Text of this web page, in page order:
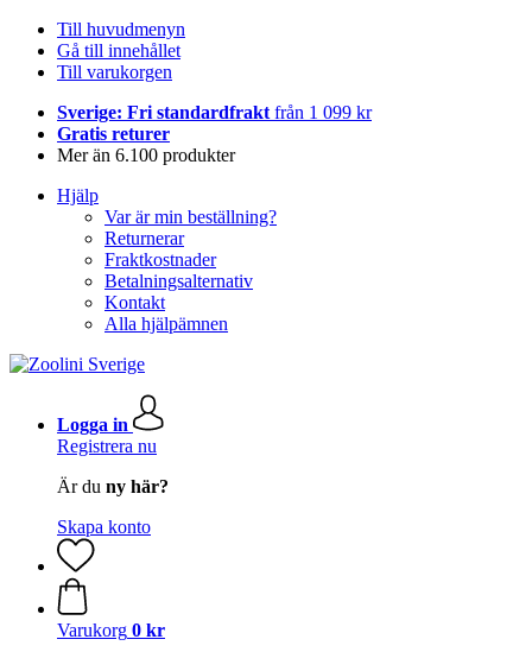
Till huvudmenyn
Gå till innehållet
Till varukorgen
Sverige: Fri standardfrakt från 1 099 kr
Gratis returer
Mer än 6.100 produkter
Hjälp
Var är min beställning?
Returnerar
Fraktkostnader
Betalningsalternativ
Kontakt
Alla hjälpämnen
Logga in
Registrera nu
Är du ny här?
Skapa konto
Varukorg 0 kr